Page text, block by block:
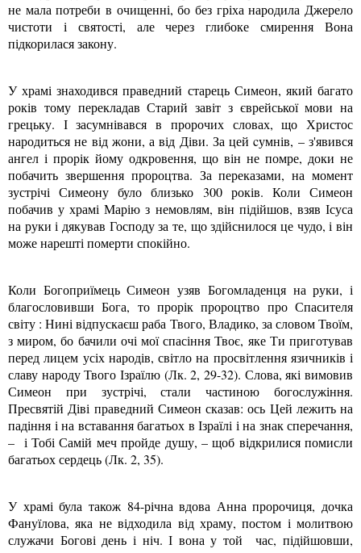
не мала потреби в очищенні, бо без гріха народила Джерело
чистоти і святості, але через глибоке смирення Вона
підкорилася закону.
У храмі знаходився праведний старець Симеон, який багато
років тому перекладав Старий завіт з єврейської мови на
грецьку. І засумнівався в пророчих словах, що Христос
народиться не від жони, а від Діви. За цей cумнів, – з'явився
ангел і прорік йому одкровення, що він не помре, доки не
побачить звершення пророцтва. За переказами, на момент
зустрічі Симеону було близько 300 років. Коли Симеон
побачив у храмі Марію з немовлям, він підійшов, взяв Ісуса
на руки і дякував Господу за те, що здійснилося це чудо, і він
може нарешті померти спокійно.
Коли Богоприїмець Симеон узяв Богомладенця на руки, і
благословивши Бога, то прорік пророцтво про Спасителя
світу : Нині відпускаєш раба Твого, Владико, за словом Твоїм,
з миром, бо бачили очі мої спасіння Твоє, яке Ти приготував
перед лицем усіх народів, світло на просвітлення язичників і
славу народу Твого Ізраїлю (Лк. 2, 29-32). Слова, які вимовив
Симеон при зустрічі, стали частиною богослужіння.
Пресвятій Діві праведний Симеон сказав: ось Цей лежить на
падіння і на вставання багатьох в Ізраїлі і на знак сперечання,
– і Тобі Самій меч пройде душу, – щоб відкрилися помисли
багатьох сердець (Лк. 2, 35).
У храмі була також 84-річна вдова Анна пророчиця, дочка
Фануїлова, яка не відходила від храму, постом і молитвою
служачи Богові день і ніч. І вона у той час, підійшовши,